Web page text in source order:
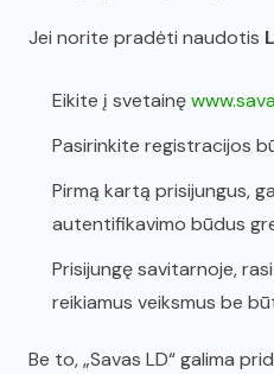
Jei norite pradėti naudotis
Eikite į svetainę
Pasirinkite registracijos
Pirmą kartą prisijungus,
autentifikavimo būdus
Prisijungę savitarnoje,
reikiamus veiksmus be
Be to, „Savas LD“ galima